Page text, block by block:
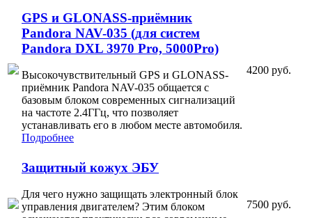
GPS и GLONASS-приёмник
Pandora NAV-035 (для систем
Pandora DXL 3970 Pro, 5000Pro)
Высокочувствительный GPS и GLONASS-
приёмник Pandora NAV-035 общается с
базовым блоком современных сигнализаций
на частоте 2.4ГГц, что позволяет
устанавливать его в любом месте автомобиля.
Подробнее
4200 руб.
Защитный кожух ЭБУ
Для чего нужно защищать электронный блок
управления двигателем? Этим блоком
7500 руб.